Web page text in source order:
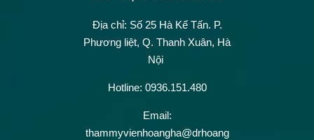
Địa chỉ: Số 25 Hà Kế Tấn. P.
Phương liệt, Q. Thanh Xuân, Hà
Nội
Hotline: 0936.151.480
Email:
thammyvienhoangha@drhoang